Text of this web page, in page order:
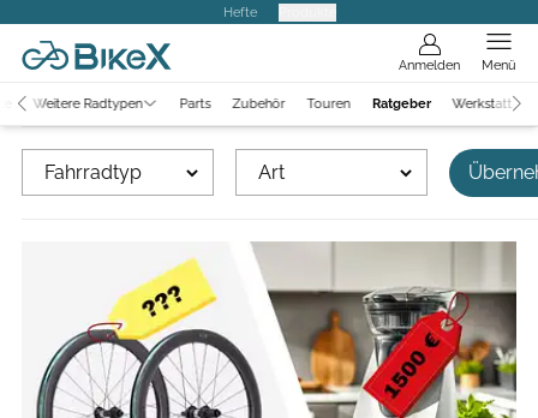
Hefte
Anmelden Menü
Weitere Radtypen Parts Zubehör Touren Ratgeber Werkstatt
Fahrradtyp Art